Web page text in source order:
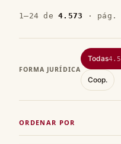
1–24 de 4.573 · pág.
FORMA JURÍDICA
Todas
Coop.
ORDENAR POR